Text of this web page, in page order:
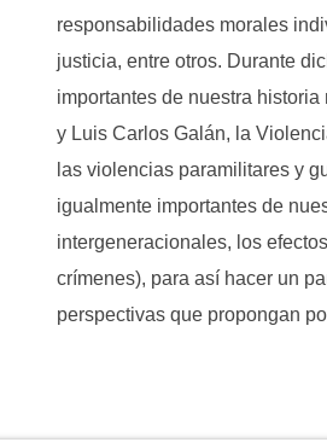
responsabilidades morales
justicia, entre otros. Durante
importantes de nuestra
y Luis Carlos Galán, la
las violencias paramilitares y
igualmente importantes de
intergeneracionales, los
crímenes), para así hacer un
perspectivas que propongan